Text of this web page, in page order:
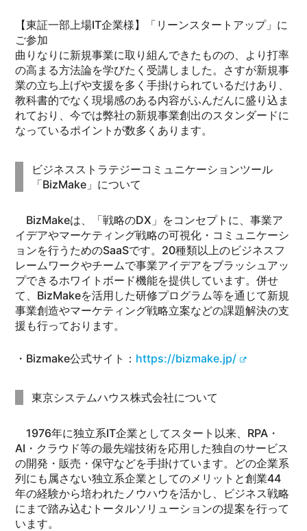
【東証一部上場IT企業様】「リーンスタートアップ」に
ご参加
曲りなりに新規事業に取り組んできたものの、より打率
の高まる方法論を学びたく受講しました。さすが新規事
業の立ち上げや支援を多く手掛けられているだけあり、
教科書的でなく現場感のある内容がふんだんに盛り込ま
れており、今では弊社の新規事業創出のスタンダードに
なっているポイントが数多くあります。
ビジネスストラテジーコミュニケーションツール
「BizMake」について
BizMakeは、「戦略のDX」をコンセプトに、事業ア
イデアやマーケティング戦略の可視化・コミュニケーシ
ョンを行うためのSaaSです。20種類以上のビジネスフ
レームワークやチームで事業アイデアをブラッシュアッ
プできるホワイトボード機能を提供しています。併せ
て、BizMakeを活用した研修プログラム等を通じて新規
事業創造やマーケティング戦略立案などの課題解決の支
援も行っております。
・Bizmake公式サイト： https://bizmake.jp/
東京システムハウス株式会社について
1976年に独立系IT企業としてスタート以来、RPA・
AI・クラウド等の最先端技術を応用した独自のサービス
の開発・販売・保守などを手掛けています。どの企業系
列にも属さない独立系企業としてのメリットと創業44
年の経験から培われたノウハウを活かし、ビジネス戦略
にまで踏み込むトータルソリューションの提案を行って
います。